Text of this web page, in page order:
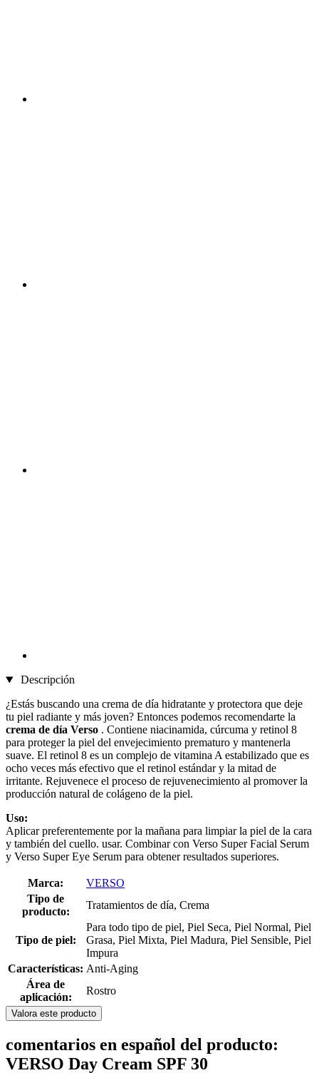
Descripción
¿Estás buscando una crema de día hidratante y protectora que deje
tu piel radiante y más joven? Entonces podemos recomendarte la
crema de día Verso . Contiene niacinamida, cúrcuma y retinol 8
para proteger la piel del envejecimiento prematuro y mantenerla
suave. El retinol 8 es un complejo de vitamina A estabilizado que es
ocho veces más efectivo que el retinol estándar y la mitad de
irritante. Rejuvenece el proceso de rejuvenecimiento al promover la
producción natural de colágeno de la piel.
Uso:
Aplicar preferentemente por la mañana para limpiar la piel de la cara
y también del cuello. usar. Combinar con Verso Super Facial Serum
y Verso Super Eye Serum para obtener resultados superiores.
Marca:
VERSO
Tipo de
producto:
Tratamientos de día, Crema
Tipo de piel:
Para todo tipo de piel, Piel Seca, Piel Normal, Piel
Grasa, Piel Mixta, Piel Madura, Piel Sensible, Piel
Impura
Características: Anti-Aging
Área de
aplicación:
Rostro
Valora este producto
comentarios en español del producto:
VERSO Day Cream SPF 30